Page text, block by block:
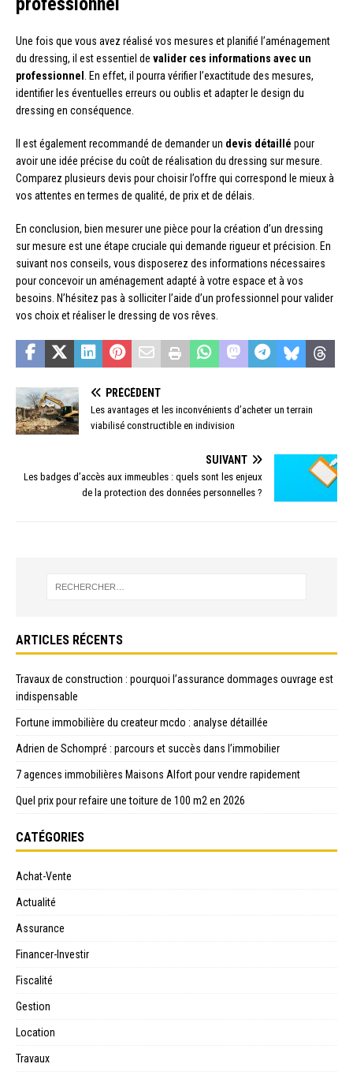
Une fois que vous avez réalisé vos mesures et planifié l’aménagement
du dressing, il est essentiel de valider ces informations avec un
professionnel
. En effet, il pourra vérifier l’exactitude des mesures,
identifier les éventuelles erreurs ou oublis et adapter le design du
dressing en conséquence.
Il est également recommandé de demander un devis détaillé pour
avoir une idée précise du coût de réalisation du dressing sur mesure.
Comparez plusieurs devis pour choisir l’offre qui correspond le mieux à
vos attentes en termes de qualité, de prix et de délais.
En conclusion, bien mesurer une pièce pour la création d’un dressing
sur mesure est une étape cruciale qui demande rigueur et précision. En
suivant nos conseils, vous disposerez des informations nécessaires
pour concevoir un aménagement adapté à votre espace et à vos
besoins. N’hésitez pas à solliciter l’aide d’un professionnel pour valider
vos choix et réaliser le dressing de vos rêves.
PRÉCÉDENT
Les avantages et les inconvénients d’acheter un terrain
viabilisé constructible en indivision
SUIVANT
Les badges d’accès aux immeubles : quels sont les enjeux
de la protection des données personnelles ?
ARTICLES RÉCENTS
Travaux de construction : pourquoi l’assurance dommages ouvrage est
indispensable
Fortune immobilière du createur mcdo : analyse détaillée
Adrien de Schompré : parcours et succès dans l’immobilier
7 agences immobilières Maisons Alfort pour vendre rapidement
Quel prix pour refaire une toiture de 100 m2 en 2026
CATÉGORIES
Achat-Vente
Actualité
Assurance
Financer-Investir
Fiscalité
Gestion
Location
Travaux